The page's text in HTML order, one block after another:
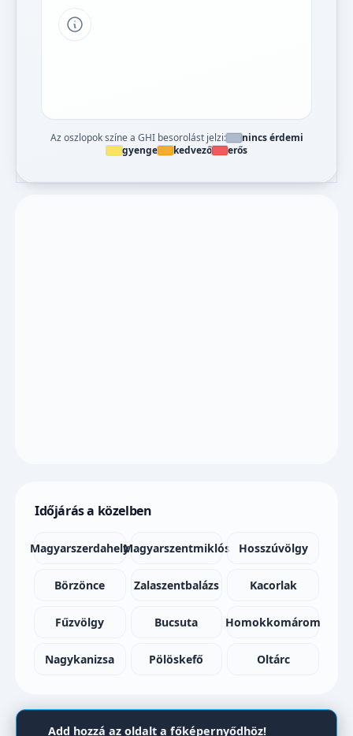
Tipp a grafikon jelmagyarázatához
Az oszlopok színe a GHI besorolást jelzi:
nincs érdemi
gyenge
kedvező erős
Időjárás a közelben
MagyarszerdahelyMagyarszentmiklós Hosszúvölgy
Börzönce Zalaszentbalázs Kacorlak
Fűzvölgy Bucsuta Homokkomárom
Nagykanizsa Pölöskefő Oltárc
Add hozzá az oldalt a főképernyődhöz!